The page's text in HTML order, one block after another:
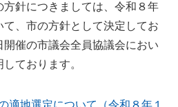
方針につきましては、令和８年
て、市の方針として決定してお
開催の市議会全員協議会におい
ております。
適地選定について（令和８年１